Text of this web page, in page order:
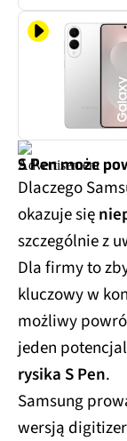
S Pen może
Dlaczego